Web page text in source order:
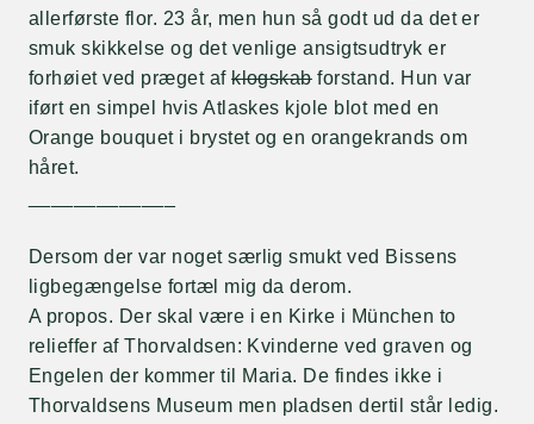
allerførste flor. 23 år, men hun så godt ud da det er
smuk skikkelse og det venlige ansigtsudtryk er
forhøiet ved præget afklogskabforstand. Hun var
iført en simpel hvis Atlaskes kjole blot med en
Orange bouquet i brystet og en orangekrands om
håret.
Dersom der var noget særlig smukt ved Bissens
ligbegængelse fortæl mig da derom.
A propos. Der skal være i en Kirke i München to
relieffer af Thorvaldsen: Kvinderne ved graven og
Engelen der kommer til Maria. De findes ikke i
Thorvaldsens Museum men pladsen dertil står ledig.